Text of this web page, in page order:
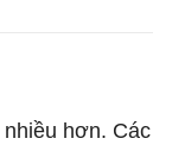
hơn. Các